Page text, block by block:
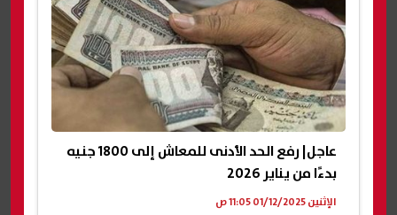
عاجل| رفع الحد الأدنى للمعاش إلى 1800 جنيه
بدءًا من يناير 2026
الإثنين 01/12/2025 11:05 ص